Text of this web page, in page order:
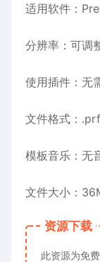
适用软件：
分辨率：可调
使用插件 ：无
文件格式：
模板音乐：无
文件大小：
资源下载
此资源为免